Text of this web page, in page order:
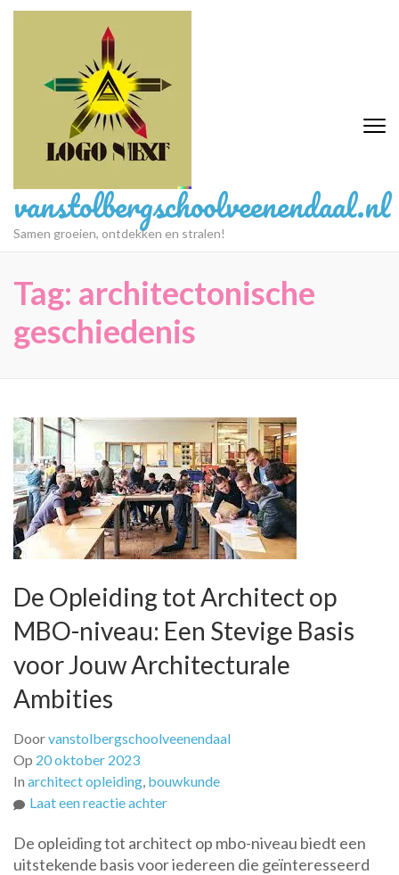
Ga
vanstolbergschoolveenendaal.nl
Samen groeien, ontdekken en stralen!
Tag: architectonische
geschiedenis
De Opleiding tot Architect op
MBO-niveau: Een Stevige Basis
voor Jouw Architecturale
Ambities
Doorvanstolbergschoolveenendaal
Op 20 oktober 2023
In architect opleiding, bouwkunde
Laat een reactie achterop
Opleiding
tot
De opleiding tot architect op mbo-niveau biedt een
uitstekende basis voor iedereen die geïnteresseerd